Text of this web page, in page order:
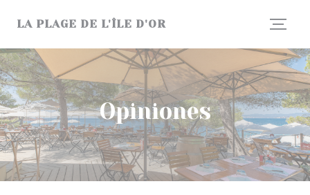
LA PLAGE DE L'ÎLE D'OR
Opiniones